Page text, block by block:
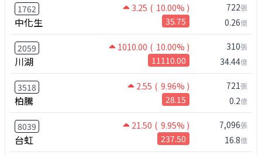
1762 3.25 ( 10.00% )
中化生 35.75
722張
0.26億
2059 1010.00 ( 10.00% )
川湖 11110.00
310張
34.44億
3518 2.55 ( 9.96% )
柏騰 28.15
721張
0.2億
8039 21.50 ( 9.95% )
台虹 237.50
7,096張
16.8億